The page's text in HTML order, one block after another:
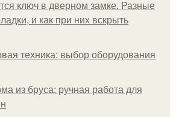
ключ в дверном замке. Разные
и как при них вскрыть
техника: выбор оборудования
из бруса: ручная работа для